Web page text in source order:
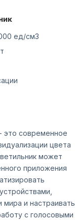
ед/см3
это современное
цвета
может
приложения
мира и настраивать
с голосовыми